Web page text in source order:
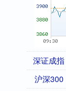
深证成指
沪深300